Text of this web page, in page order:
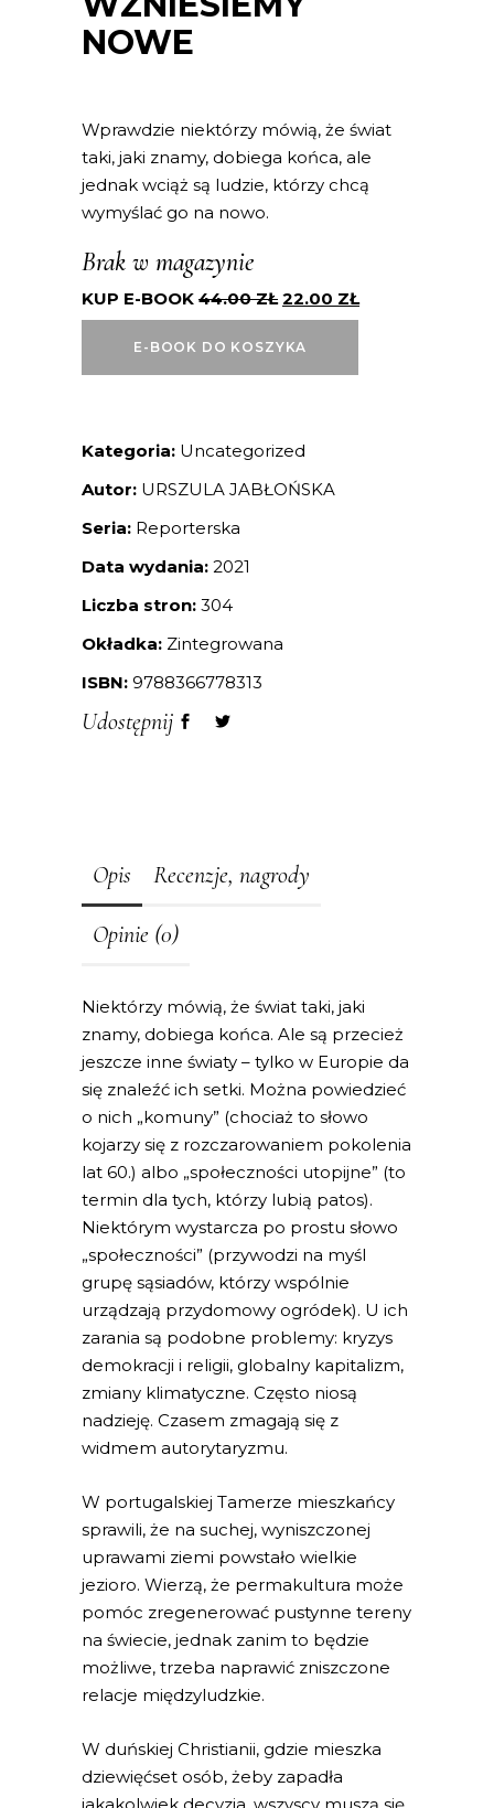
NOWE
Wprawdzie niektórzy mówią, że świat
taki, jaki znamy, dobiega końca, ale
jednak wciąż są ludzie, którzy chcą
wymyślać go na nowo.
Brak w magazynie
KUP E-BOOK 44.00ZŁ 22.00 ZŁ
E-BOOK DO KOSZYKA
Kategoria: Uncategorized
Autor: URSZULA JABŁOŃSKA
Seria: Reporterska
Data wydania: 2021
Liczba stron: 304
Okładka: Zintegrowana
ISBN: 9788366778313
Udostępnij
Opis Recenzje, nagrody
Opinie (0)
Niektórzy mówią, że świat taki, jaki
znamy, dobiega końca. Ale są przecież
jeszcze inne światy – tylko w Europie da
się znaleźć ich setki. Można powiedzieć
o nich „komuny” (chociaż to słowo
kojarzy się z rozczarowaniem pokolenia
lat 60.) albo „społeczności utopijne” (to
termin dla tych, którzy lubią patos).
Niektórym wystarcza po prostu słowo
„społeczności” (przywodzi na myśl
grupę sąsiadów, którzy wspólnie
urządzają przydomowy ogródek). U ich
zarania są podobne problemy: kryzys
demokracji i religii, globalny kapitalizm,
zmiany klimatyczne. Często niosą
nadzieję. Czasem zmagają się z
widmem autorytaryzmu.
W portugalskiej Tamerze mieszkańcy
sprawili, że na suchej, wyniszczonej
uprawami ziemi powstało wielkie
jezioro. Wierzą, że permakultura może
pomóc zregenerować pustynne tereny
na świecie, jednak zanim to będzie
możliwe, trzeba naprawić zniszczone
relacje międzyludzkie.
W duńskiej Christianii, gdzie mieszka
dziewięćset osób, żeby zapadła